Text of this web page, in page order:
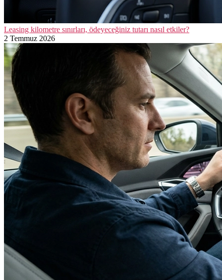
Leasing kilometre sınırları, ödeyeceğiniz tutarı nasıl etkiler?
2 Temmuz 2026